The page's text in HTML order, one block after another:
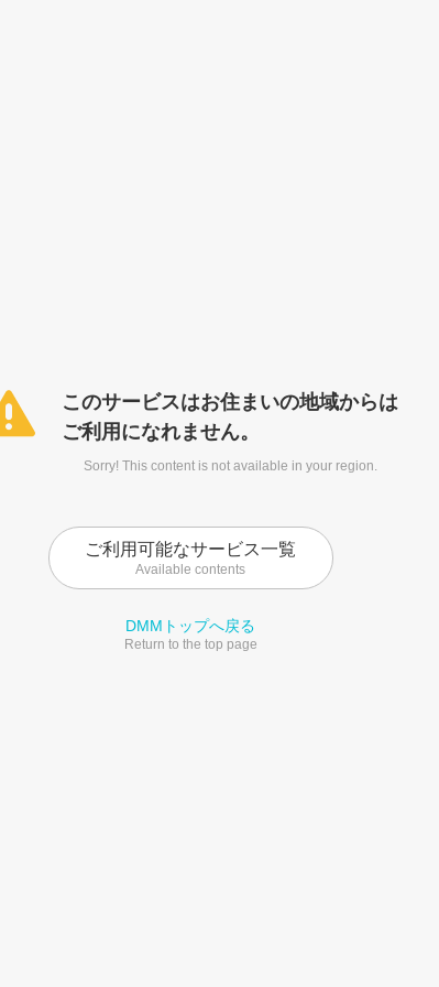
このサービスはお住まいの地域からは
ご利用になれません。
Sorry! This content is not available in your region.
ご利用可能なサービス一覧
Available contents
DMMトップへ戻る
Return to the top page